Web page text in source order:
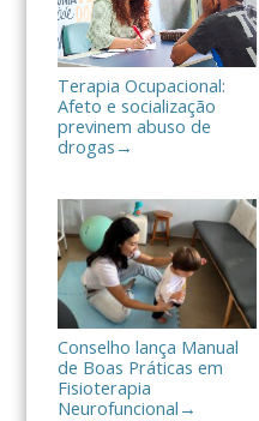
Terapia Ocupacional:
Afeto e socialização
previnem abuso de
drogas →
Conselho lança Manual
de Boas Práticas em
Fisioterapia
Neurofuncional →